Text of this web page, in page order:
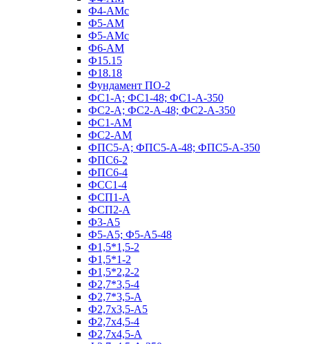
Ф4-АМс
Ф5-АМ
Ф5-АМс
Ф6-АМ
Ф15.15
Ф18.18
Фундамент ПО‑2
ФС1-А; ФС1-48; ФС1-А-350
ФС2-А; ФС2-А-48; ФС2-А-350
ФС1-АМ
ФС2-АМ
ФПС5-А; ФПС5-А-48; ФПС5-А-350
ФПС6-2
ФПС6-4
ФСС1-4
ФСП1-А
ФСП2-А
Ф3-А5
Ф5-А5; Ф5-А5-48
Ф1,5*1,5-2
Ф1,5*1-2
Ф1,5*2,2-2
Ф2,7*3,5-4
Ф2,7*3,5-А
Ф2,7х3,5-А5
Ф2,7х4,5-4
Ф2,7х4,5-А